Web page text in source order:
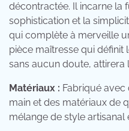
décontractée. Il incarne la
sophistication et la
qui complète à merveille
pièce maîtresse qui définit
sans aucun doute, attirera
Matériaux : Fabriqué avec
main et des matériaux de
mélange de style